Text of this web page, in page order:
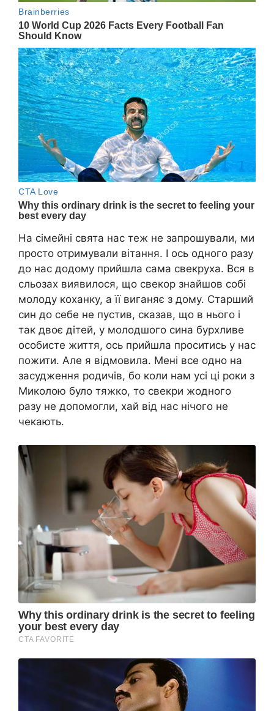
На сімейні свята нас теж не запрошували, ми
просто отримували вітання. І ось одного разу
до нас додому прийшла сама свекруха. Вся в
сльозах виявилося, що свекор знайшов собі
молоду коханку, а її виганяє з дому. Старший
син до себе не пустив, сказав, що в нього і
так двоє дітей, у молодшого сина бурхливе
особисте життя, ось прийшла проситись у нас
пожити. Але я відмовила. Мені все одно на
засудження родичів, бо коли нам усі ці роки з
Миколою було тяжко, то свекри жодного
разу не допомогли, хай від нас нічого не
чекають.